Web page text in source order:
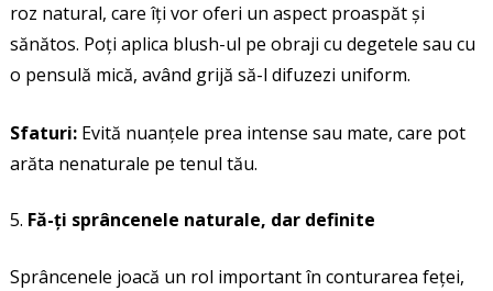
roz natural, care îți vor oferi un aspect proaspăt și
sănătos. Poți aplica blush-ul pe obraji cu degetele sau cu
o pensulă mică, având grijă să-l difuzezi uniform.
Sfaturi:Evită nuanțele prea intense sau mate, care pot
arăta nenaturale pe tenul tău.
Fă-ți sprâncenele naturale, dar definite
Sprâncenele joacă un rol important în conturarea feței,